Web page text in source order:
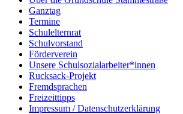
Ganztag
Termine
Schulelternrat
Schulvorstand
Förderverein
Unsere Schulsozialarbeiter*innen
Rucksack-Projekt
Fremdsprachen
Freizeittipps
Impressum / Datenschutzerklärung